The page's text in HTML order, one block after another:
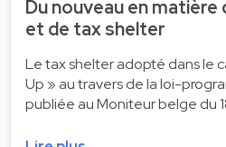
Du nouveau en
et de tax shelter
Le tax shelter adopté dans le
Up » au travers de la loi-
publiée au Moniteur belge du